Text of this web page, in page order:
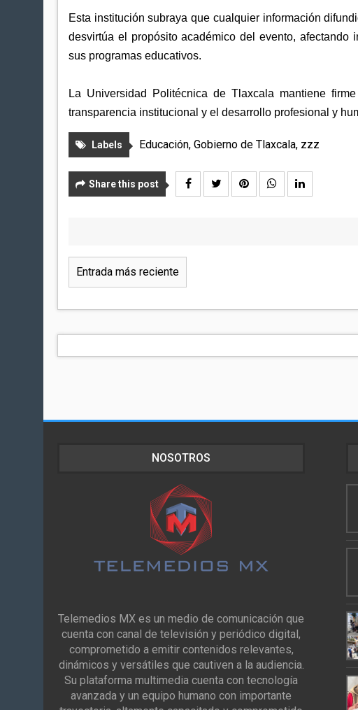
Esta institución subraya que cualquier información
desvirtúa el propósito académico del evento,
sus programas educativos.
La Universidad Politécnica de Tlaxcala mantiene
transparencia institucional y el desarrollo profesional y
Labels Educación, Gobierno de Tlaxcala, zzz
Share this post
Entrada más reciente
NOSOTROS
Telemedios MX es un medio de comunicación que
cuenta con canal de televisión y periódico digital,
comprometido a emitir contenidos relevantes,
dinámicos y versátiles que cautiven a la audiencia.
Su plataforma multimedia cuenta con tecnología
avanzada y un equipo humano con importante